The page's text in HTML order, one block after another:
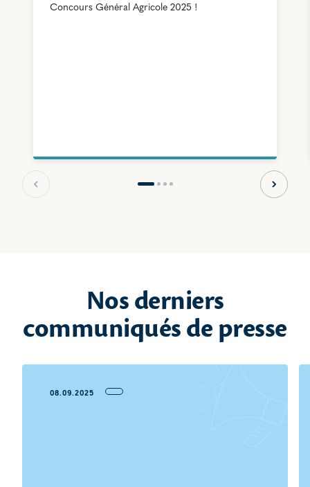
Concours Général Agricole 2025 !
Slide précédente Slide
Nos derniers
communiqués de presse
08.09.2025